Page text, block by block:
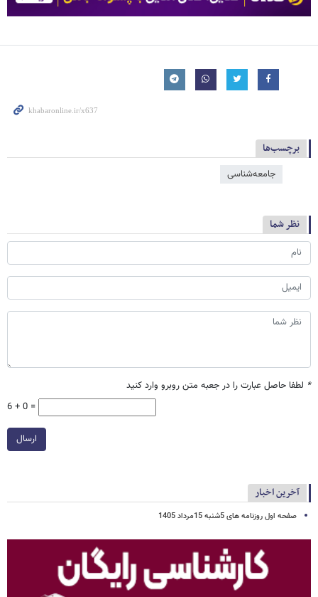
برچسب‌ها
جامعه‌شناسی
نظر شما
* لطفا حاصل عبارت را در جعبه متن روبرو وارد کنید
6 + 0 =
ارسال
آخرین اخبار
صفحه اول روزنامه های 5شنبه 15مرداد 1405